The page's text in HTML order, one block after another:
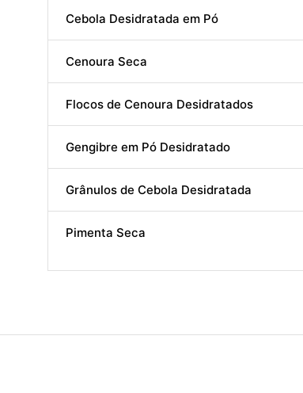
Cebola Desidratada em Pó
Cenoura Seca
Flocos de Cenoura Desidratados
Gengibre em Pó Desidratado
Grânulos de Cebola Desidratada
Pimenta Seca